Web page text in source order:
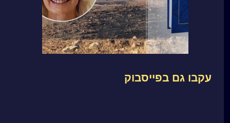
עקבו גם בפייסבוק